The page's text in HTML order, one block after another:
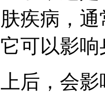
疾病，
可以影
后，会